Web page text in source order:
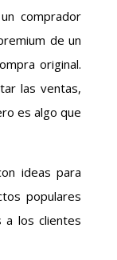
comprador
de un
original.
las ventas,
es algo que
ideas para
populares
a los clientes